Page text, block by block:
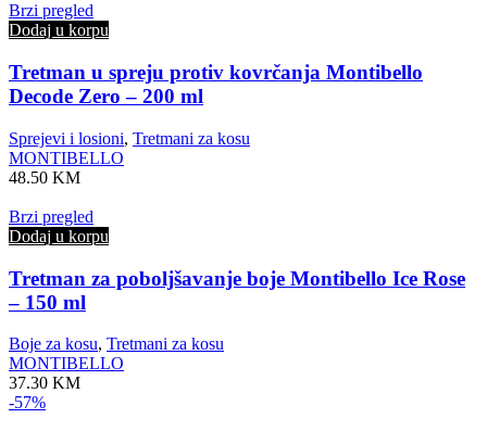
Brzi pregled
Dodaj u korpu
Tretman u spreju protiv kovrčanja Montibello
Decode Zero – 200 ml
Sprejevi i losioni, Tretmani za kosu
MONTIBELLO
48.50 KM
Brzi pregled
Dodaj u korpu
Tretman za poboljšavanje boje Montibello Ice Rose
– 150 ml
Boje za kosu, Tretmani za kosu
MONTIBELLO
37.30 KM
-57%